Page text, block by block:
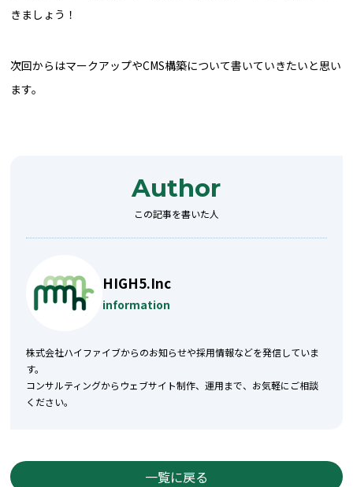
きましょう！
次回からはマークアップやCMS構築について書いていきたいと思い
ます。
Author
この記事を書いた人
HIGH5.Inc
information
株式会社ハイファイブからのお知らせや採用情報などを発信していま
す。
コンサルティングからウェブサイト制作、運用まで、お気軽にご相談
ください。
一覧に戻る